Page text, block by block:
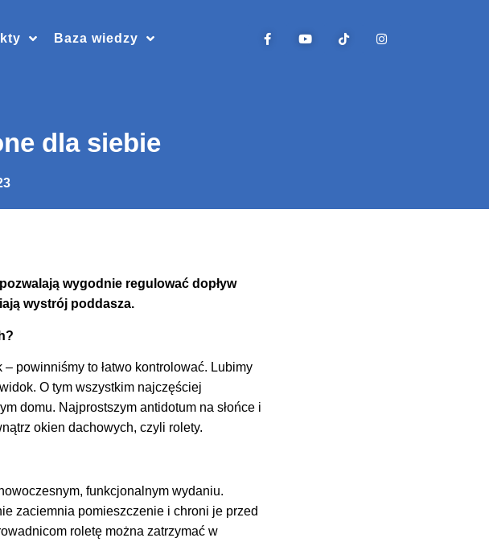
Baza wiedzy
dla siebie
wygodnie regulować dopływ
wystrój poddasza.
powinniśmy to łatwo kontrolować. Lubimy
O tym wszystkim najczęściej
domu. Najprostszym antidotum na słońce i
okien dachowych, czyli rolety.
funkcjonalnym wydaniu.
zaciemnia pomieszczenie i chroni je przed
roletę można zatrzymać w